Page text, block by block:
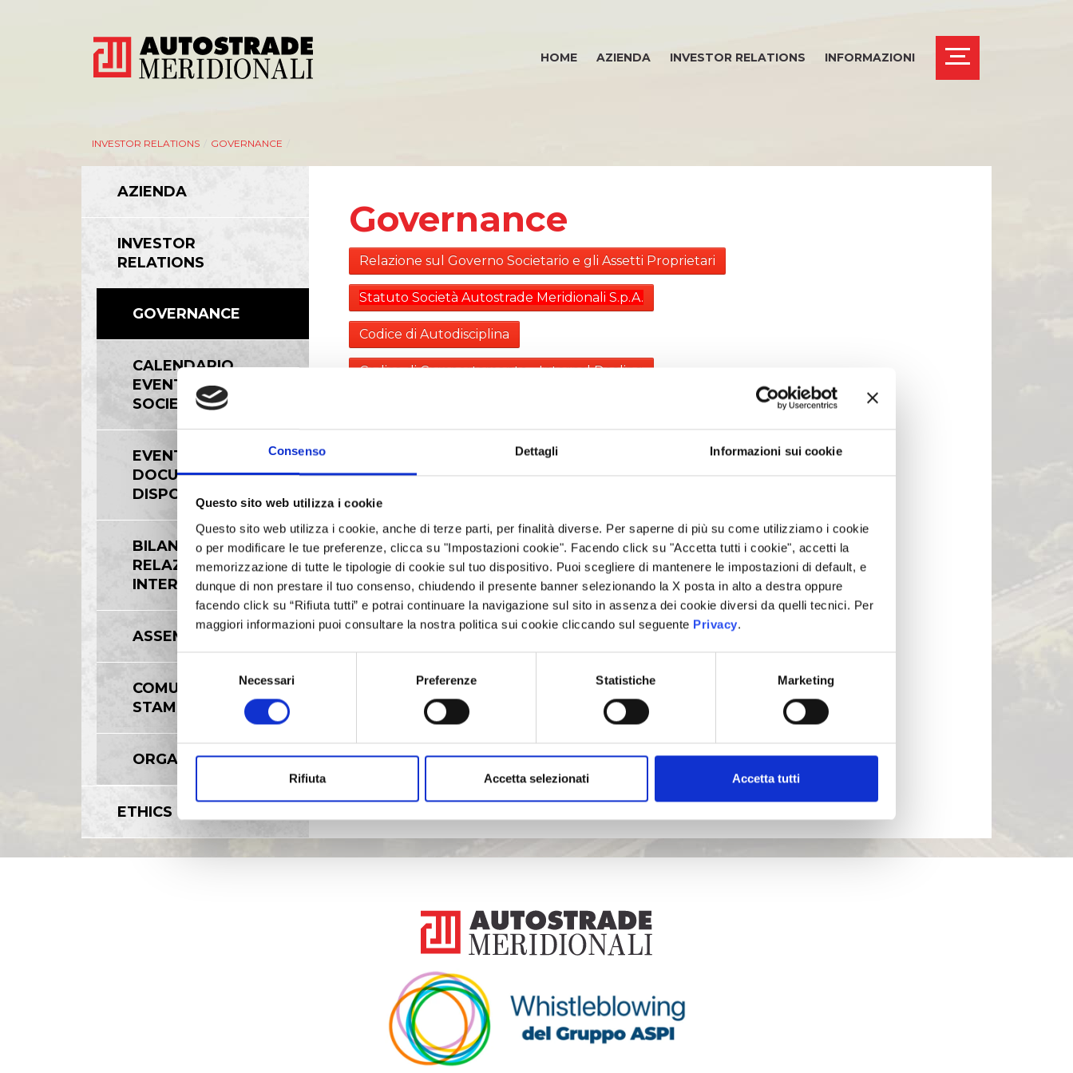
Consenso Dettagli Informazioni sui cookie
Questo sito web utilizza i cookie
Questo sito web utilizza i cookie, anche di terze parti, per finalità diverse. Per saperne di più su come utilizziamo i cookie
o per modificare le tue preferenze, clicca su "Impostazioni cookie". Facendo click su "Accetta tutti i cookie", accetti la
memorizzazione di tutte le tipologie di cookie sul tuo dispositivo. Puoi scegliere di mantenere le impostazioni di default, e
dunque di non prestare il tuo consenso, chiudendo il presente banner selezionando la X posta in alto a destra oppure
facendo click su “Rifiuta tutti” e potrai continuare la navigazione sul sito in assenza dei cookie diversi da quelli tecnici. Per
maggiori informazioni puoi consultare la nostra politica sui cookie cliccando sul seguente Privacy.
Selezione
del
Necessari Preferenze Statistiche Marketing
Rifiuta Accetta selezionati Accetta tutti
HOME AZIENDA INVESTOR RELATIONS INFORMAZIONI
INVESTOR RELATIONS GOVERNANCE
Governance
Relazione sul Governo Societario e gli Assetti Proprietari
Statuto Società Autostrade Meridionali S.p.A.
Codice di Autodisciplina
Codice di Comportamento - Internal Dealing
Procedura Informazione societaria al Mercato
Procedura per le informazioni al Collegio Sindacale
Operazioni con Parti Correlate (documento informativo 2015)
Operazioni con Parti Correlate (documento informativo 2019)
AZIENDA
INVESTOR
RELATIONS
GOVERNANCE
CALENDARIO
EVENTI
SOCIETARI
EVENTI E
DOCUMENTAZIONE
DISPONIBILE
BILANCI E
RELAZIONI
INTERMEDIE
ASSEMBLEE
COMUNICATI
STAMPA
ORGANI SOCIALI
ETHICS OFFICE